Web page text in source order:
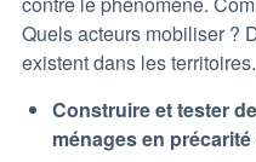
Quels acteurs mobiliser ?
existent dans les territoires.
Construire et tester
ménages en